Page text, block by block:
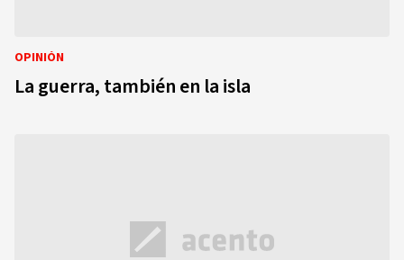
OPINIÓN
La guerra, también en la isla